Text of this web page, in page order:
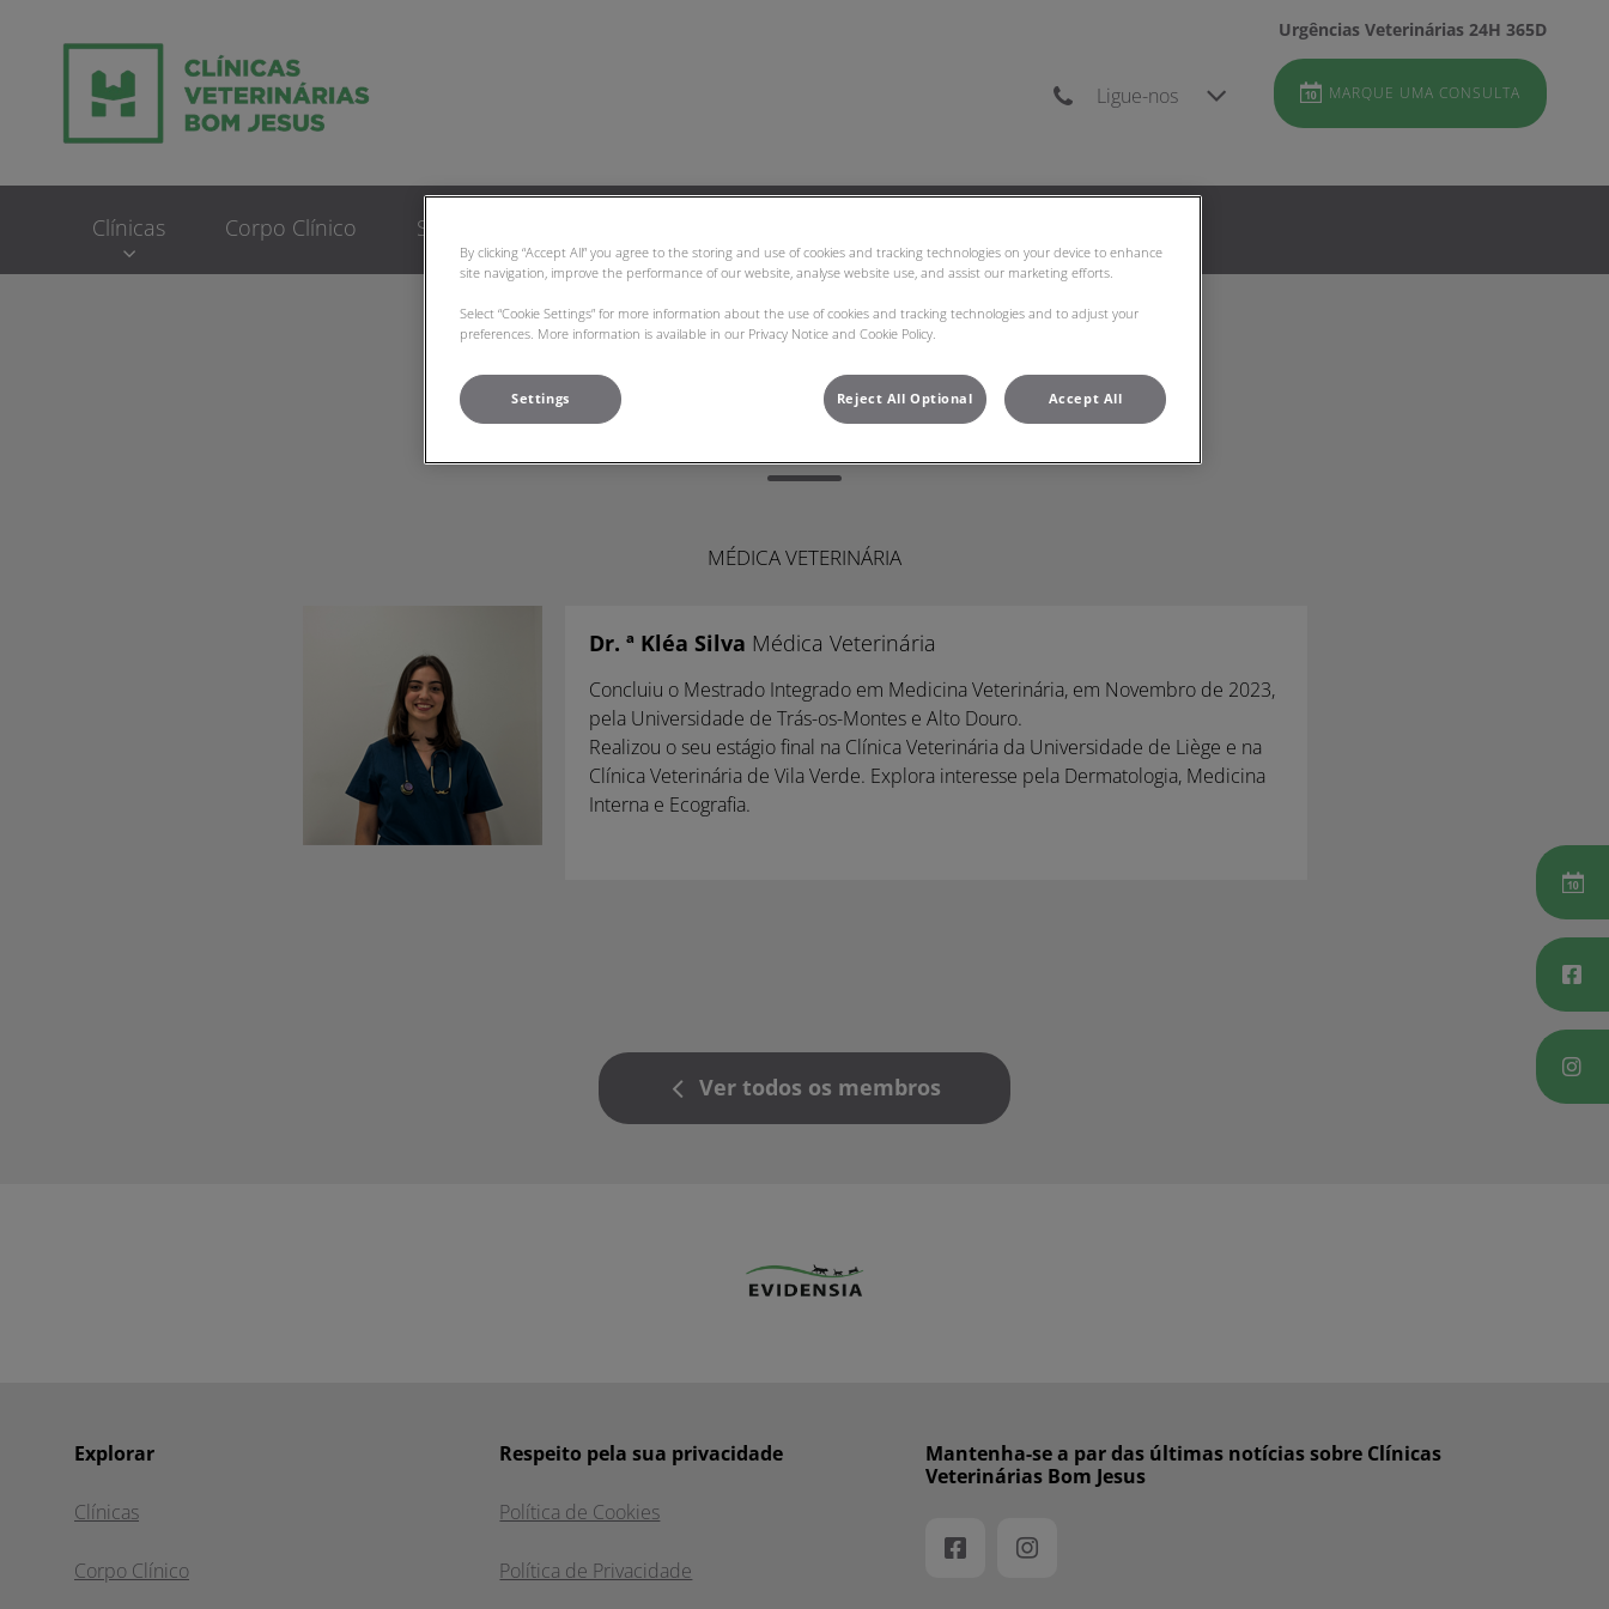
Urgências Veterinárias 24H 365D
Ligue-nos MARQUE UMA CONSULTA
Clínicas Corpo Clínico Serviços
Dr. ª Kléa Silva
MÉDICA VETERINÁRIA
Dr. ª Kléa Silva Médica Veterinária
Concluiu o Mestrado Integrado em Medicina Veterinária, em Novembro de 2023,
pela Universidade de Trás-os-Montes e Alto Douro.
Realizou o seu estágio final na Clínica Veterinária da Universidade de Liège e na
Clínica Veterinária de Vila Verde. Explora interesse pela Dermatologia, Medicina
Interna e Ecografia.
Ver todos os membros
Explorar
Clínicas
Corpo Clínico
Respeito pela sua privacidade
Política de Cookies
Política de Privacidade
Mantenha-se a par das últimas notícias sobre Clínicas
Veterinárias Bom Jesus
By clicking “Accept All” you agree to the storing and use of cookies and tracking technologies on your device to enhance
site navigation, improve the performance of our website, analyse website use, and assist our marketing efforts.
Select “Cookie Settings” for more information about the use of cookies and tracking technologies and to adjust your
preferences. More information is available in our Privacy Notice and Cookie Policy.
Settings Reject All Optional Accept All